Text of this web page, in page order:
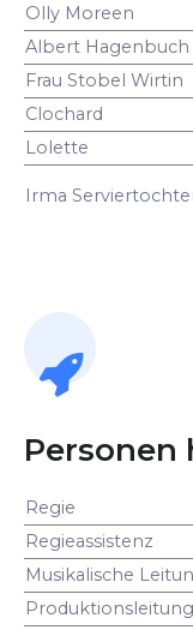
Olly Moreen
Albert Hagenbuch
Frau Stobel Wirtin
Clochard
Lolette
Irma
Personen
Regie
Regieassistenz
Musikalische
Produktionsleitung